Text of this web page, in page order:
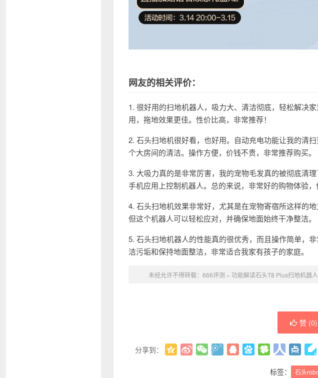
网友的相关评价：
1. 很好用的扫地机器人，吸力大、清洁彻底，轻松解决
用，拖地效果更佳。性价比高，非常推荐！
2. 石头扫地机很好看，也好用。自动充电功能让我的清
个大房间的清洁。操作方便，价钱不贵，非常推荐购买。
3. 大吸力真的是非常厉害，我的宠物毛发真的被彻底清
手机应用上控制机器人。总的来说，非常好的购物体验，
4. 石头扫地机效果非常好，尤其是在宠物寄宿所这样的
但这个机器人可以轻松应对，并确保地面始终干净整洁。
5. 石头扫地机器人的性能真的很优秀，而且操作简单，
洁污垢和保持地面整洁，非常适合我家有孩子的家庭。
未经允许不得转载： 666评测 » 功能解读石头T8 Plus扫地机器
赞 (0)
分享到：
标签： 石头